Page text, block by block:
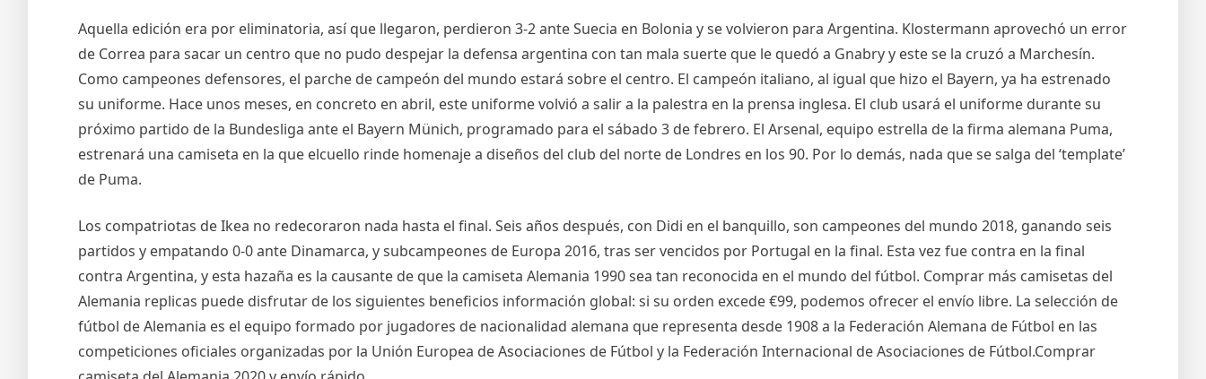
Aquella edición era por eliminatoria, así que llegaron, perdieron 3-2 ante Suecia en Bolonia y se volvieron para Argentina. Klostermann aprovechó un error
de Correa para sacar un centro que no pudo despejar la defensa argentina con tan mala suerte que le quedó a Gnabry y este se la cruzó a Marchesín.
Como campeones defensores, el parche de campeón del mundo estará sobre el centro. El campeón italiano, al igual que hizo el Bayern, ya ha estrenado
su uniforme. Hace unos meses, en concreto en abril, este uniforme volvió a salir a la palestra en la prensa inglesa. El club usará el uniforme durante su
próximo partido de la Bundesliga ante el Bayern Münich, programado para el sábado 3 de febrero. El Arsenal, equipo estrella de la firma alemana Puma,
estrenará una camiseta en la que elcuello rinde homenaje a diseños del club del norte de Londres en los 90. Por lo demás, nada que se salga del ‘template’
de Puma.
Los compatriotas de Ikea no redecoraron nada hasta el final. Seis años después, con Didi en el banquillo, son campeones del mundo 2018, ganando seis
partidos y empatando 0-0 ante Dinamarca, y subcampeones de Europa 2016, tras ser vencidos por Portugal en la final. Esta vez fue contra en la final
contra Argentina, y esta hazaña es la causante de que la camiseta Alemania 1990 sea tan reconocida en el mundo del fútbol. Comprar más camisetas del
Alemania replicas puede disfrutar de los siguientes beneficios información global: si su orden excede €99, podemos ofrecer el envío libre. La selección de
fútbol de Alemania es el equipo formado por jugadores de nacionalidad alemana que representa desde 1908 a la Federación Alemana de Fútbol en las
competiciones oficiales organizadas por la Unión Europea de Asociaciones de Fútbol y la Federación Internacional de Asociaciones de Fútbol.Comprar